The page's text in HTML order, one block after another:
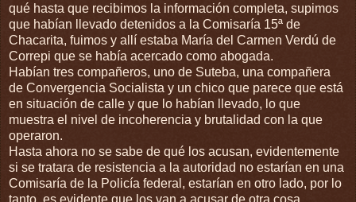
qué hasta que recibimos la información completa, supimos
que habían llevado detenidos a la Comisaría 15ª de
Chacarita, fuimos y allí estaba María del Carmen Verdú de
Correpi que se había acercado como abogada.
Habían tres compañeros, uno de Suteba, una compañera
de Convergencia Socialista y un chico que parece que está
en situación de calle y que lo habían llevado, lo que
muestra el nivel de incoherencia y brutalidad con la que
operaron.
Hasta ahora no se sabe de qué los acusan, evidentemente
si se tratara de resistencia a la autoridad no estarían en una
Comisaría de la Policía federal, estarían en otro lado, por lo
tanto, es evidente que los van a acusar de otra cosa.